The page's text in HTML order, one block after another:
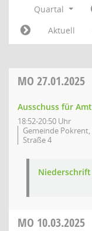
Quartal
Aktuell
MO 27.01.2025
Ausschuss für
18:52-20:50 Uhr
Gemeinde
Straße 4
MO 10.03.2025